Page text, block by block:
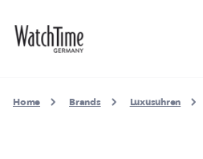
Home Brands Luxusuhren